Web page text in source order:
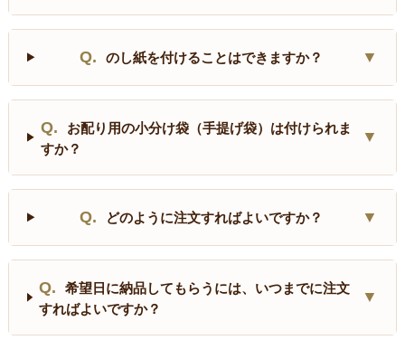
Q. のし紙を付けることはできますか？ ▼
Q.
お配り用の小分け袋（手提げ袋）は付けられま
すか？
▼
Q. どのように注文すればよいですか？ ▼
Q.
希望日に納品してもらうには、いつまでに注文
すればよいですか？
▼